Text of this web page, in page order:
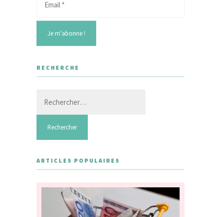
RECHERCHE
ARTICLES POPULAIRES